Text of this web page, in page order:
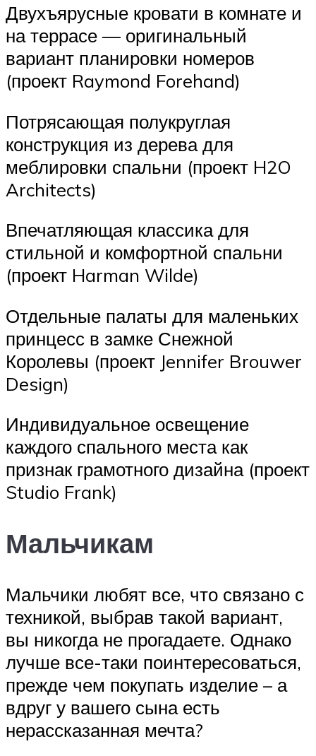
Двухъярусные кровати в комнате и
на террасе — оригинальный
вариант планировки номеров
(проект Raymond Forehand)
Потрясающая полукруглая
конструкция из дерева для
меблировки спальни (проект H2O
Architects)
Впечатляющая классика для
стильной и комфортной спальни
(проект Harman Wilde)
Отдельные палаты для маленьких
принцесс в замке Снежной
Королевы (проект Jennifer Brouwer
Design)
Индивидуальное освещение
каждого спального места как
признак грамотного дизайна (проект
Studio Frank)
Мальчикам
Мальчики любят все, что связано с
техникой, выбрав такой вариант,
вы никогда не прогадаете. Однако
лучше все-таки поинтересоваться,
прежде чем покупать изделие – а
вдруг у вашего сына есть
нерассказанная мечта?